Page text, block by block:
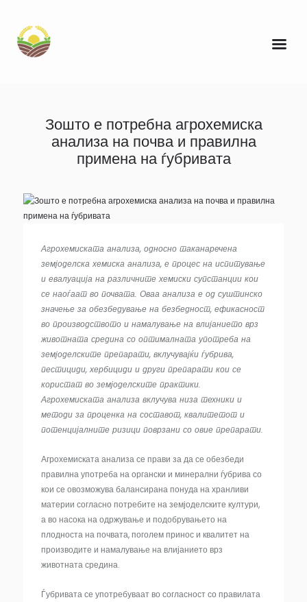
Зошто е потребна агрохемиска
анализа на почва и правилна
примена на ѓубривата
Агрохемиската анализа, односно таканаречена
земјоделска хемиска анализа, е процес на испитување
и евалуација на различните хемиски супстанции кои
се наоѓаат во почвата. Оваа анализа е од суштинско
значење за обезбедување на безбедност, ефикасност
во производството и намалување на влијанието врз
животната средина со оптималната употреба на
земјоделските препарати, вклучувајќи ѓубрива,
пестициди, хербициди и други препарати кои се
користат во земјоделските практики.
Агрохемиската анализа вклучува низа техники и
методи за проценка на составот, квалитетот и
потенцијалните ризици поврзани со овие препарати.
Агрохемиската анализа се прави за да се обезбеди
правилна употреба на органски и минерални ѓубрива со
кои се овозможува балансирана понуда на хранливи
материи согласно потребите на земјоделските култури,
а во насока на одржување и подобрувањето на
плодноста на почвата, поголем принос и квалитет на
производите и намалување на влијанието врз
животната средина.
Ѓубривата се употребуваат во согласност со правилата